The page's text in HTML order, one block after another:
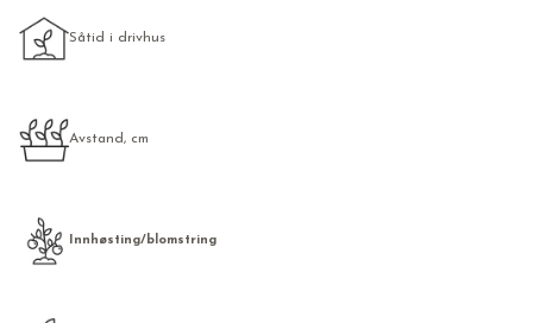
Såtid i drivhus
Avstand, cm
Innhøsting/blomstring